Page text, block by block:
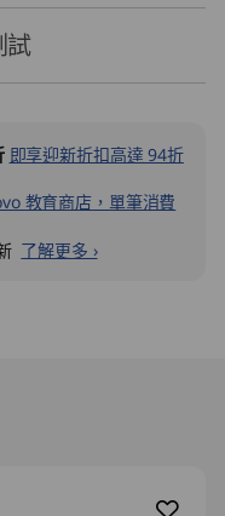
試
即享迎新折扣高達 94折
教育商店，單筆消費
了解更多 ›